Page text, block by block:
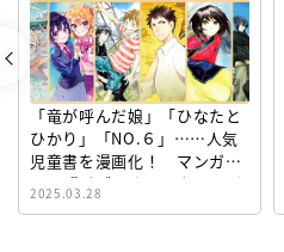
「竜が呼んだ娘」「ひなたと
ひかり」「NO.６」……人気
児童書を漫画化！ マンガサ
イト『ビブリオシリウス』誕
生！
2025.03.28